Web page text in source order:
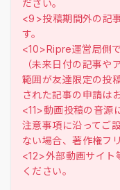
ださい。
<9>投稿期間外の記
す。
<10>Ripre運営局側
（未来日付の記事や
範囲が友達限定の投
された記事の申請は
<11>動画投稿の音源
注意事項に沿ってご
ない場合、著作権フ
<12>外部動画サイト
ください。